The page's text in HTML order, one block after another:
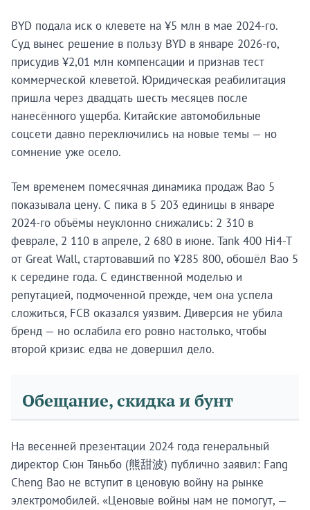
BYD подала иск о клевете на ¥5 млн в мае 2024-го.
Суд вынес решение в пользу BYD в январе 2026-го,
присудив ¥2,01 млн компенсации и признав тест
коммерческой клеветой. Юридическая реабилитация
пришла через двадцать шесть месяцев после
нанесённого ущерба. Китайские автомобильные
соцсети давно переключились на новые темы — но
сомнение уже осело.
Тем временем помесячная динамика продаж Bao 5
показывала цену. С пика в 5 203 единицы в январе
2024-го объёмы неуклонно снижались: 2 310 в
феврале, 2 110 в апреле, 2 680 в июне. Tank 400 Hi4-T
от Great Wall, стартовавший по ¥285 800, обошёл Bao 5
к середине года. С единственной моделью и
репутацией, подмоченной прежде, чем она успела
сложиться, FCB оказался уязвим. Диверсия не убила
бренд — но ослабила его ровно настолько, чтобы
второй кризис едва не довершил дело.
Обещание, скидка и бунт
На весенней презентации 2024 года генеральный
директор Сюн Тяньбо (熊甜波) публично заявил: Fang
Cheng Bao не вступит в ценовую войну на рынке
электромобилей. «Ценовые войны нам не помогут, —